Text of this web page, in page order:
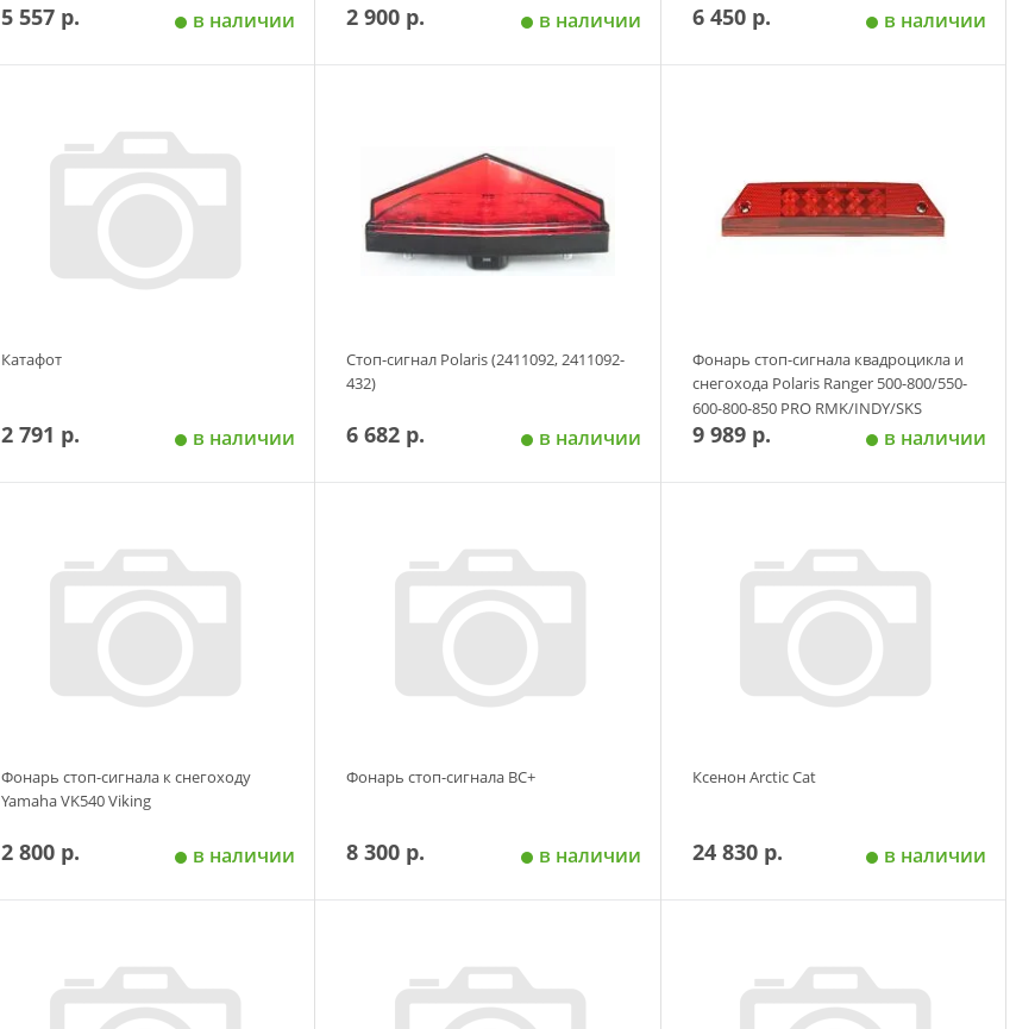
5 557 р. в наличии 2 900 р. в наличии 6 450 р. в наличии
Катафот
2 791 р. в наличии
Стоп-сигнал Polaris (2411092, 2411092-
432)
6 682 р. в наличии
Фонарь стоп-сигнала квадроцикла и
снегохода Polaris Ranger 500-800/550-
600-800-850 PRO RMK/INDY/SKS
9 989 р. в наличии
Фонарь стоп-сигнала к снегоходу
Yamaha VK540 Viking
2 800 р. в наличии
Фонарь стоп-сигнала ВС+
8 300 р. в наличии
Ксенон Arctic Cat
24 830 р. в наличии